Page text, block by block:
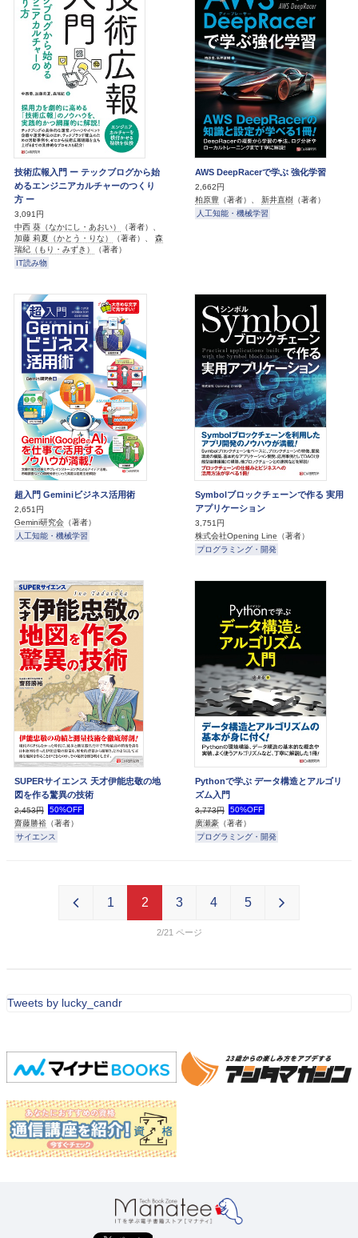
技術広報入門 ー テックブログから始
めるエンジニアカルチャーのつくり
方 ー
3,091円
中西 葵（なかにし・あおい）
（著者）、
加藤 莉夏（かとう・りな）
（著者）、 森
瑞紀（もり・みずき）
（著者）
IT読み物
AWS DeepRacerで学ぶ 強化学習
2,662円
柏原豊 （著者）、 新井直樹 （著者）
人工知能・機械学習
超入門 Geminiビジネス活用術
2,651円
Gemini研究会 （著者）
人工知能・機械学習
Symbolブロックチェーンで作る 実用
アプリケーション
3,751円
株式会社Opening Line （著者）
プログラミング・開発
SUPERサイエンス 天才伊能忠敬の地
図を作る驚異の技術
2,453円
50%OFF
齋藤勝裕 （著者）
サイエンス
Pythonで学ぶ データ構造とアルゴリ
ズム入門
3,773円
50%OFF
廣瀬豪 （著者）
プログラミング・開発
2/21
1 2 3 4 5
Tweets by lucky_candr